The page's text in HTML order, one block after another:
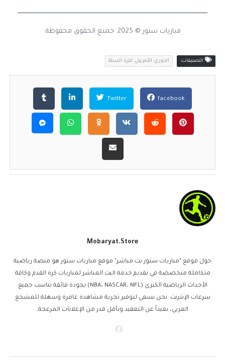
مباريات ستور © 2025. جميع الحقوق محفوظة.
التصنيفات: الدوري الأمريكي لكرة السلة
facebook
Twitter
Mobaryat.store
حول موقع "مباريات ستور بث مباشر" موقع مباريات ستور هو منصة رياضية
متكاملة متخصصة في تقديم خدمة البث المباشر لمباريات كرة القدم وكافة
الأحداث الرياضية الكبرى (NBA، NASCAR، NFL) بجودة فائقة تناسب جميع
سرعات الإنترنت. نحن نسعى لتوفير تجربة مشاهدة غامرة وسهلة للمشجع
العربي، بعيداً عن التعقيد وبأقل قدر من الإعلانات المزعجة.